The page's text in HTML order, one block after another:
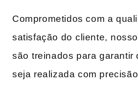
Comprometidos com a
satisfação ‌do⁣ cliente,⁢
‌são⁢ treinados para garantir
seja realizada com